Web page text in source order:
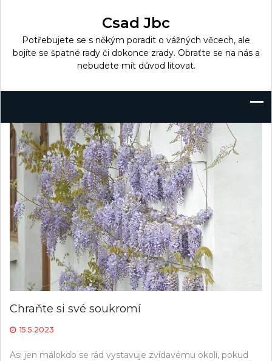
Csad Jbc
Potřebujete se s někým poradit o vážných věcech, ale
bojíte se špatné rady či dokonce zrady. Obraťte se na nás a
nebudete mít důvod litovat.
Chraňte si své soukromí
15.5.2023
Asi jen málokdo se rád vystavuje zvídavému okolí, pokud